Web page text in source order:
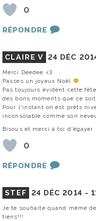
0
RÉPONDRE
CLAIRE V 24 DÉC
Merci Deedee <3
Passes un joyeux Noël
Pas toujours évident cette
des bons moments que ce
Pour l'instant on est prêts
inconsolable comme son
Bisous et merci à toi d'égayer
0
RÉPONDRE
STEF 24 DÉC 2014 -
Je te souhaite quand même
tiens!!!